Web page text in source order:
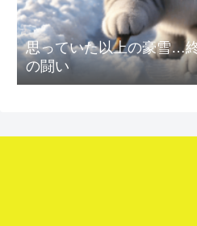
思っていた以上の豪雪…
の闘い